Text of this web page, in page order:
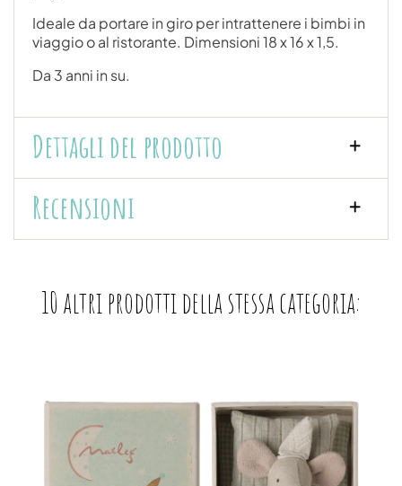
Ideale da portare in giro per intrattenere i bimbi in
viaggio o al ristorante. Dimensioni 18 x 16 x 1,5.
Da 3 anni in su.
Dettagli del prodotto
Recensioni
10 altri prodotti della stessa categoria: